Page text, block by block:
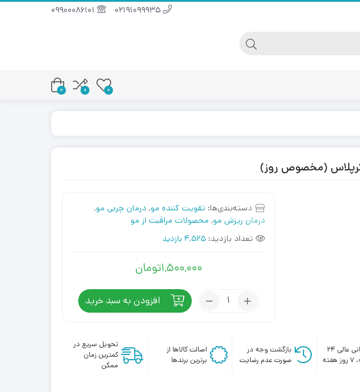
0
0
0
(مخصوص روز)
دسته‌بندی‌ها: تقویت کننده مو, درمان چربی مو,
درمان ریزش مو, محصولات مراقبت از مو
تعداد بازدید: 4,525 بازدید
1,500,000تومان
تعداد:
مو
کرپلاس
افزودن به سبد خرید
پشتیبانی عالی ۲۴
بازگشت وجه در
صورت عدم رضایت
اصالت کالاها از
برترین برندها
تحویل سریع در
کمترین زمان
ممکن